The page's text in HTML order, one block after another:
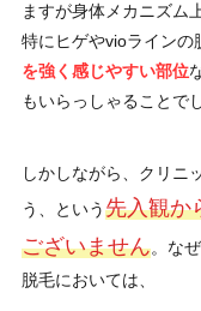
ますが身体メカニズム
特にヒゲやvioラインの
を強く感じやすい部位
もいらっしゃることで
しかしながら、クリニ
う、という先入観か
ございません。な
脱毛においては、